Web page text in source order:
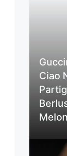
Ciao